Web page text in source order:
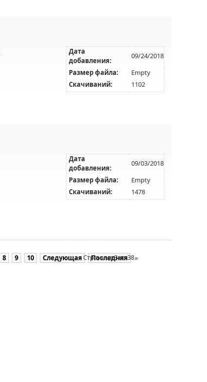
Дата
добавления:
09/24/2018
Размер файла:
Empty
Скачиваний:
1102
Дата
добавления:
09/03/2018
Размер файла:
Empty
Скачиваний:
1478
8 9 10 Следующая Последняя »
Страница 3 из 38